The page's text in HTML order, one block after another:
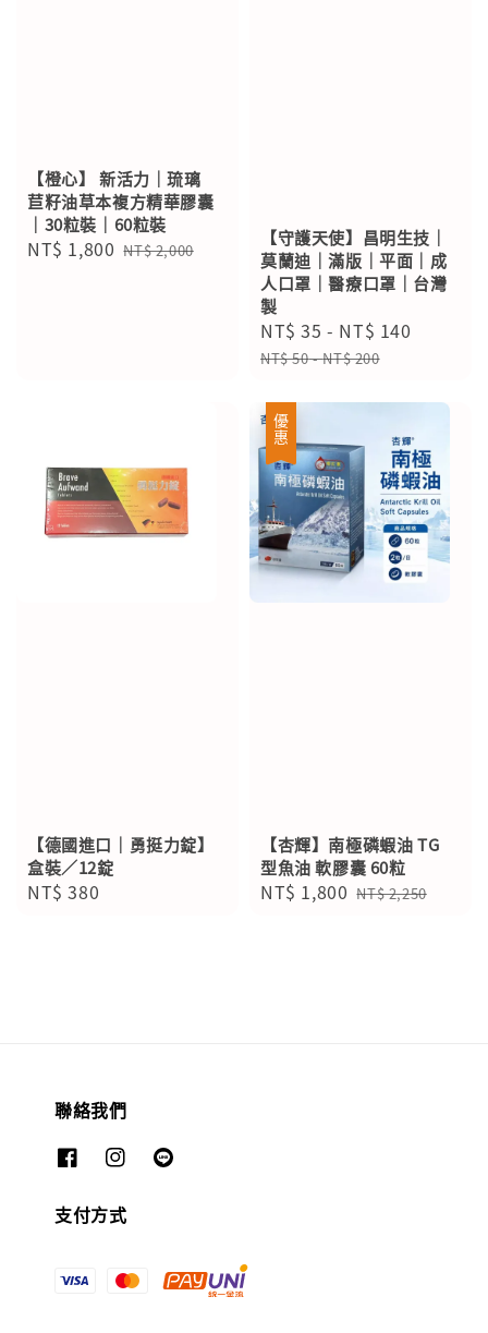
【橙心】 新活力｜琉璃
苣籽油草本複方精華膠囊
｜30粒裝｜60粒裝
Sale
NT$ 1,800 Regular
NT$ 2,000
【守護天使】昌明生技｜
莫蘭迪｜滿版｜平面｜成
人口罩｜醫療口罩｜台灣
製
Sale
price
NT$ 35 - NT$ 140
NT$ 50-NT$ 200
【德國進口｜勇挺力錠】
盒裝／12錠
Regular
NT$ 380
優惠
【杏輝】南極磷蝦油 TG
型魚油 軟膠囊 60粒
Sale
NT$ 1,800 Regular
NT$ 2,250
聯絡我們
支付方式